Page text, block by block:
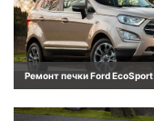
Ремонт печки Ford EcoSport